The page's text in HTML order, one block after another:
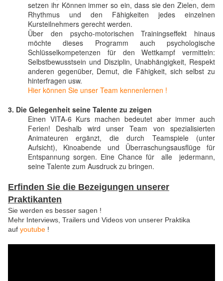
setzen ihr Können immer so ein, dass sie den Zielen, dem
Rhythmus und den Fähigkeiten jedes einzelnen
Kursteilnehmers gerecht werden.
Über den psycho-motorischen Trainingseffekt hinaus
möchte dieses Programm auch psychologische
Schlüsselkompetenzen für den Wettkampf vermitteln:
Selbstbewusstsein und Disziplin, Unabhängigkeit, Respekt
anderen gegenüber, Demut, die Fähigkeit, sich selbst zu
hinterfragen usw.
Hier können Sie unser Team kennenlernen !
3. Die Gelegenheit seine Talente zu zeigen
Einen VITA-6 Kurs machen bedeutet aber immer auch
Ferien! Deshalb wird unser Team von spezialisierten
Animateuren ergänzt, die durch Teamspiele (unter
Aufsicht), Kinoabende und Überraschungsausflüge für
Entspannung sorgen. Eine Chance für alle jedermann,
seine Talente zum Ausdruck zu bringen.
Erfinden Sie die Bezeigungen unserer
Praktikanten
Sie werden es besser sagen !
Mehr Interviews, Trailers und Videos von unserer Praktika
auf youtube !